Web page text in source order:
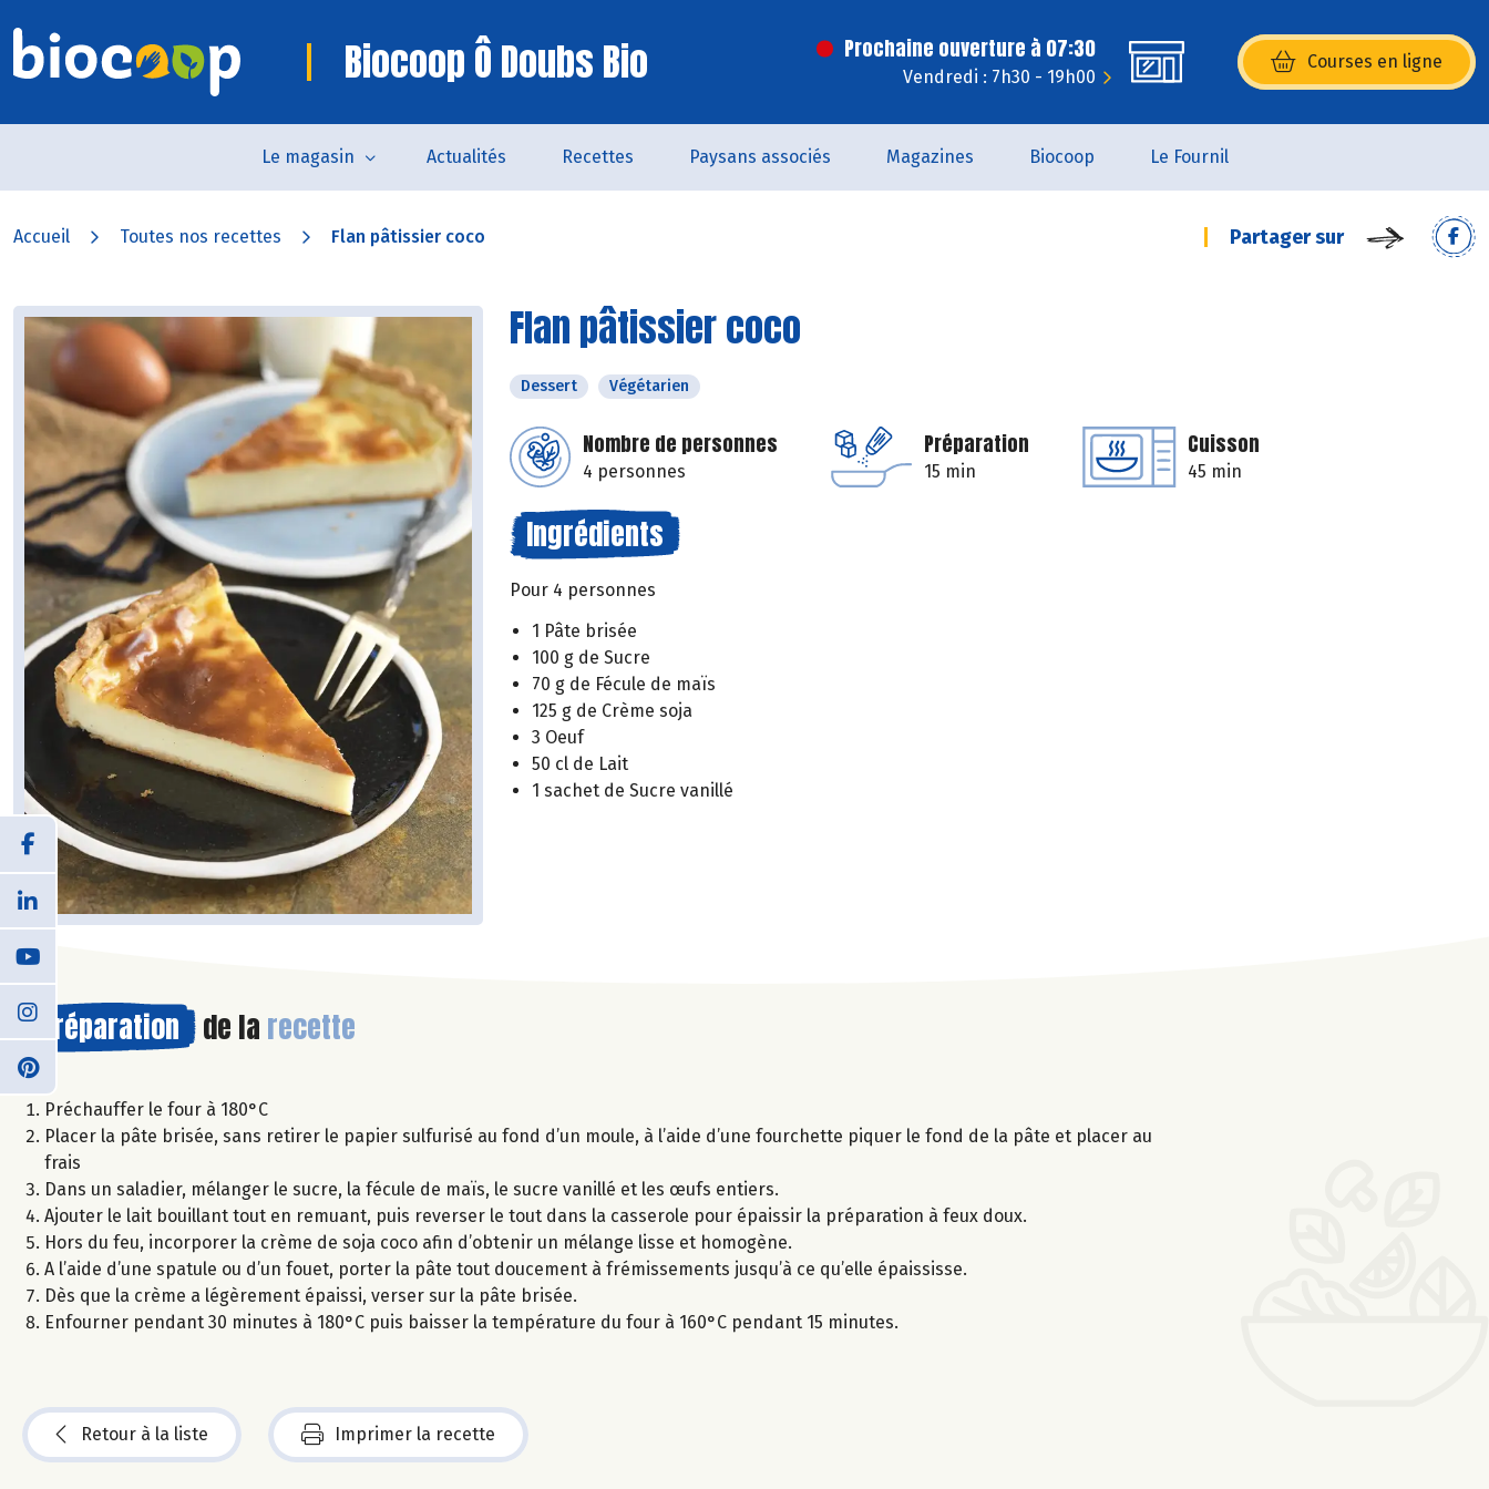
Biocoop Ô Doubs Bio Prochaine ouverture à 07:30
Vendredi : 7h30 - 19h00
Courses en ligne
(s’ouvre dans une nouvelle
Le magasin Actualités Recettes Paysans associés Magazines Biocoop Le Fournil
Accueil Toutes nos recettes Flan pâtissier coco Partager sur
Flan pâtissier coco
Dessert Végétarien
Nombre de personnes
4 personnes
Préparation
15 min
Cuisson
45 min
Ingrédients
Pour 4 personnes
1 Pâte brisée
100 g de Sucre
70 g de Fécule de maïs
125 g de Crème soja
3 Oeuf
50 cl de Lait
1 sachet de Sucre vanillé
Préparation de la recette
Préchauffer le four à 180°C
Placer la pâte brisée, sans retirer le papier sulfurisé au fond d’un moule, à l’aide d’une fourchette piquer le fond de la pâte et placer au
frais
Dans un saladier, mélanger le sucre, la fécule de maïs, le sucre vanillé et les œufs entiers.
Ajouter le lait bouillant tout en remuant, puis reverser le tout dans la casserole pour épaissir la préparation à feux doux.
Hors du feu, incorporer la crème de soja coco afin d’obtenir un mélange lisse et homogène.
A l’aide d’une spatule ou d’un fouet, porter la pâte tout doucement à frémissements jusqu’à ce qu’elle épaississe.
Dès que la crème a légèrement épaissi, verser sur la pâte brisée.
Enfourner pendant 30 minutes à 180°C puis baisser la température du four à 160°C pendant 15 minutes.
Retour à la liste Imprimer la recette